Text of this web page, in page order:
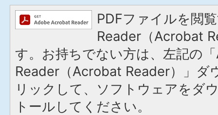
PDFファイルを閲
Reader（Acrobat
す。お持ちでない方は、左記の
Reader（Acrobat Reader）」ダ
リックして、ソフトウェアをダ
トールしてください。